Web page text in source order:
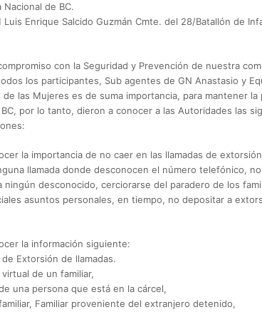
Nacional de BC.
Luis Enrique Salcido Guzmán Cmte. del 28/Batallón de
con la Seguridad y Prevención de nuestra
los participantes, Sub agentes de GN Anastasio y
de las Mujeres es de suma importancia, para mantener la
por lo tanto, dieron a conocer a las Autoridades las
la importancia de no caer en las llamadas de
llamada donde desconocen el número telefónico,
ningún desconocido, cerciorarse del paradero de los
asuntos personales, en tiempo, no depositar a
la información siguiente:
Extorsión de llamadas.
de un familiar,
una persona que está en la cárcel,
Familiar proveniente del extranjero detenido,